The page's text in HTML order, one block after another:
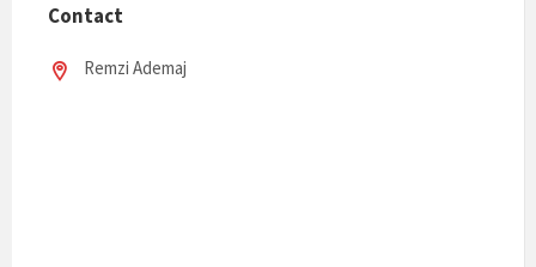
Contact
Remzi Ademaj